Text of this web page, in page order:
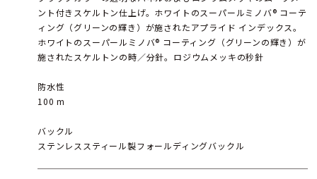
ント付きスケルトン仕上げ。ホワイトのスーパールミノバ® コーテ
ィング（グリーンの輝き）が施されたアプライド インデックス。
ホワイトのスーパールミノバ® コーティング（グリーンの輝き）が
施されたスケルトンの時／分針。ロジウムメッキの秒針
防水性
100 m
バックル
ステンレススティール製フォールディングバックル